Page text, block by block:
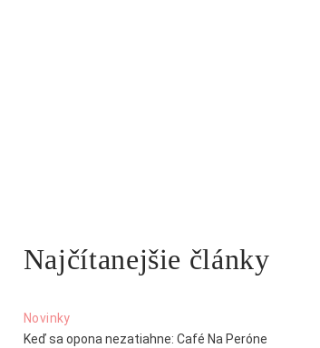
Najčítanejšie články
Novinky
Keď sa opona nezatiahne: Café Na Peróne